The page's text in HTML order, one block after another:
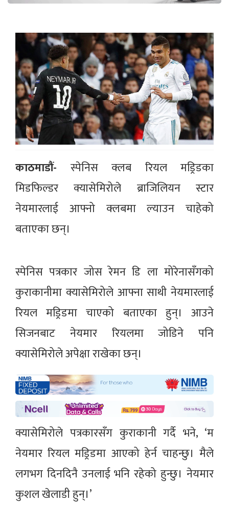
काठमाडौं- स्पेनिस क्लब रियल मड्रिडका
मिडफिल्डर क्यासेमिरोले ब्राजिलियन स्टार
नेयमारलाई आफ्नो क्लबमा ल्याउन चाहेको
बताएका छन्।
स्पेनिस पत्रकार जोस रेमन डि ला मोरेनासँगको
कुराकानीमा क्यासेमिरोले आफ्ना साथी नेयमारलाई
रियल मड्रिडमा चाएको बताएका हुन्। आउने
सिजनबाट नेयमार रियलमा जोडिने पनि
क्यासेमिरोले अपेक्षा राखेका छन्।
क्यासेमिरोले पत्रकारसँग कुराकानी गर्दै भने, ‘म
नेयमार रियल मड्रिडमा आएको हेर्न चाहन्छु। मैले
लगभग दिनदिनै उनलाई भनि रहेको हुन्छु। नेयमार
कुशल खेलाडी हुन्।’